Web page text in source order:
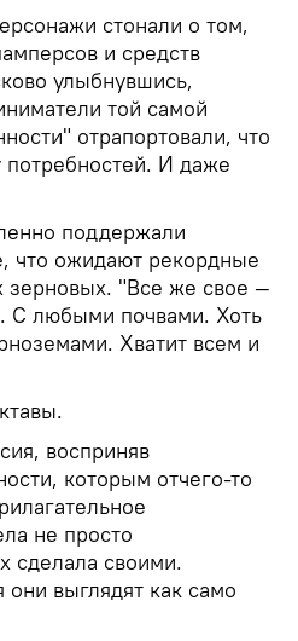
стонали о том,
и средств
улыбнувшись,
той самой
отрапортовали, что
И даже
поддержали
ожидают рекордные
зерновых. "Все же свое —
С любыми почвами. Хоть
Хватит всем и
восприняв
которым отчего-то
не просто
сделала своими.
они выглядят как само